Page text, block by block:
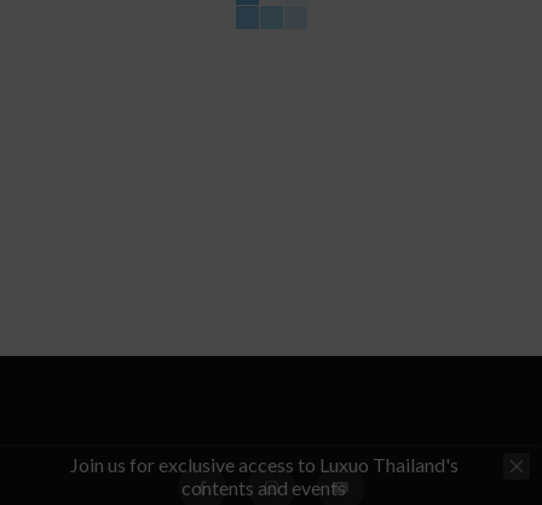
Join us for exclusive access to Luxuo Thailand's
contents and events